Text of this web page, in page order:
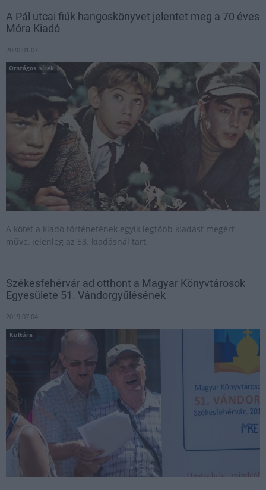
A Pál utcai fiúk hangoskönyvet jelentet meg a 70 éves
Móra Kiadó
2020.01.07
Országos hírek
A kötet a kiadó történetének egyik legtöbb kiadást megért
műve, jelenleg az 58. kiadásnál tart.
Székesfehérvár ad otthont a Magyar Könyvtárosok
Egyesülete 51. Vándorgyűlésének
2019.07.04
Kultúra